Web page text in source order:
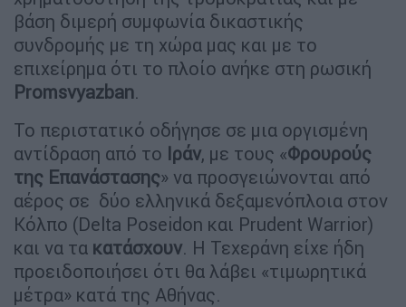
βάση διμερή συμφωνία δικαστικής
συνδρομής με τη χώρα μας και με το
επιχείρημα ότι το πλοίο ανήκε στη ρωσική
Promsvyazban.
Το περιστατικό οδήγησε σε μια οργισμένη
αντίδραση από το Ιράν, με τους «Φρουρούς
της Επανάστασης» να προσγειώνονται από
αέρος σε δύο ελληνικά δεξαμενόπλοια στον
Κόλπο (Delta Poseidon και Prudent Warrior)
και να τα κατάσχουν. Η Τεχεράνη είχε ήδη
προειδοποιήσει ότι θα λάβει «τιμωρητικά
μέτρα» κατά της Αθήνας.